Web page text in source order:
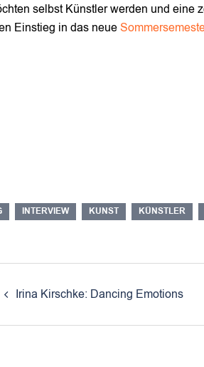
selbst Künstler werden und eine
Einstieg in das neue
INTERVIEW KUNST KÜNSTLER
Irina Kirschke: Dancing Emotions